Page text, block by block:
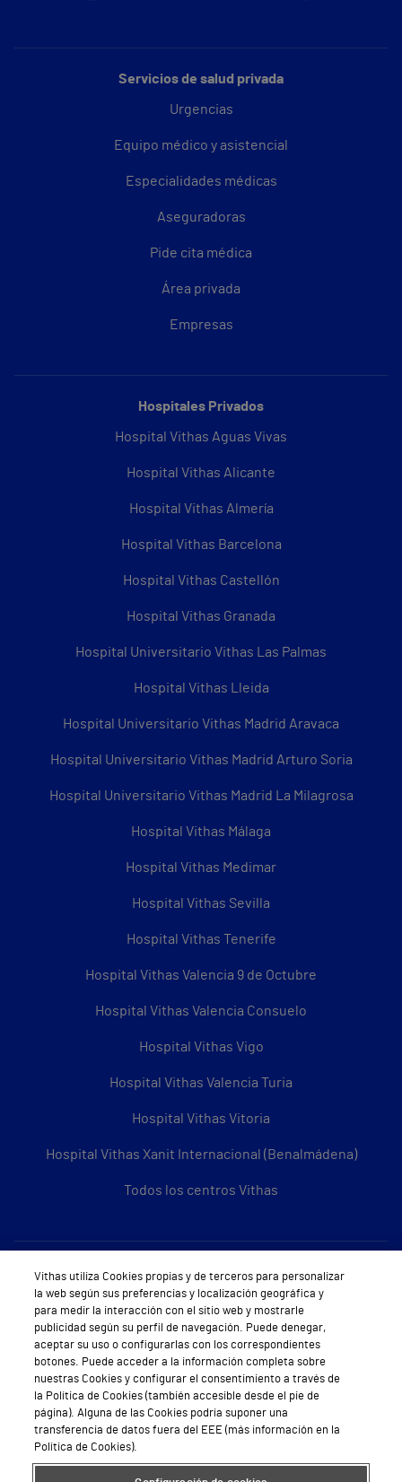
Servicios de salud privada
Urgencias
Equipo médico y asistencial
Especialidades médicas
Aseguradoras
Pide cita médica
Área privada
Empresas
Hospitales Privados
Hospital Vithas Aguas Vivas
Hospital Vithas Alicante
Hospital Vithas Almería
Hospital Vithas Barcelona
Hospital Vithas Castellón
Hospital Vithas Granada
Hospital Universitario Vithas Las Palmas
Hospital Vithas Lleida
Hospital Universitario Vithas Madrid Aravaca
Hospital Universitario Vithas Madrid Arturo Soria
Hospital Universitario Vithas Madrid La Milagrosa
Hospital Vithas Málaga
Hospital Vithas Medimar
Hospital Vithas Sevilla
Hospital Vithas Tenerife
Hospital Vithas Valencia 9 de Octubre
Hospital Vithas Valencia Consuelo
Hospital Vithas Vigo
Hospital Vithas Valencia Turia
Hospital Vithas Vitoria
Hospital Vithas Xanit Internacional (Benalmádena)
Todos los centros Vithas
Sobre Vithas
Quiénes somos
Trabajar en Vithas
Teléfono Cita Médica
Teléfono Atención al Cliente
Política de seguridad y salud en el trabajo
Vithas utiliza Cookies propias y de terceros para personalizar
la web según sus preferencias y localización geográfica y
para medir la interacción con el sitio web y mostrarle
publicidad según su perfil de navegación. Puede denegar,
aceptar su uso o configurarlas con los correspondientes
botones. Puede acceder a la información completa sobre
nuestras Cookies y configurar el consentimiento a través de
la Política de Cookies (también accesible desde el pie de
página). Alguna de las Cookies podría suponer una
transferencia de datos fuera del EEE (más información en la
Política de Cookies).